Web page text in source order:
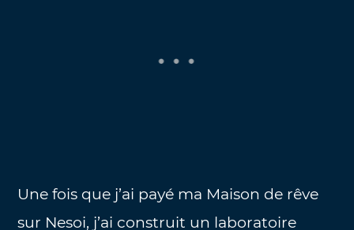
Une fois que j’ai payé ma Maison de rêve
sur Nesoi, j’ai construit un laboratoire